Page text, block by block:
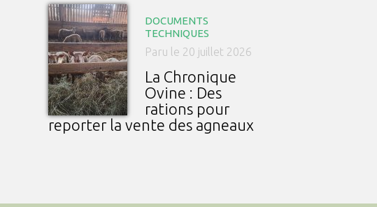
DOCUMENTS
TECHNIQUES
Paru le 20 juillet 2026
La Chronique
Ovine : Des
rations pour
reporter la vente des agneaux